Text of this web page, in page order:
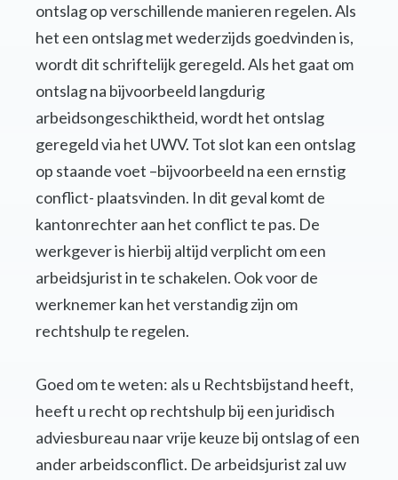
ontslag op verschillende manieren regelen. Als
het een ontslag met wederzijds goedvinden is,
wordt dit schriftelijk geregeld. Als het gaat om
ontslag na bijvoorbeeld langdurig
arbeidsongeschiktheid, wordt het ontslag
geregeld via het UWV. Tot slot kan een ontslag
op staande voet –bijvoorbeeld na een ernstig
conflict- plaatsvinden. In dit geval komt de
kantonrechter aan het conflict te pas. De
werkgever is hierbij altijd verplicht om een
arbeidsjurist in te schakelen. Ook voor de
werknemer kan het verstandig zijn om
rechtshulp te regelen.
Goed om te weten: als u Rechtsbijstand heeft,
heeft u recht op rechtshulp bij een juridisch
adviesbureau naar vrije keuze bij ontslag of een
ander arbeidsconflict. De arbeidsjurist zal uw